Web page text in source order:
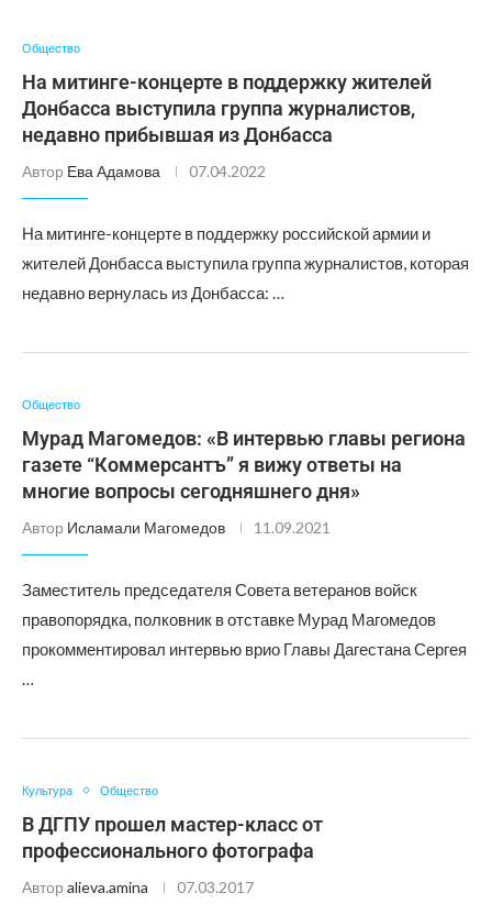
Общество
На митинге-концерте в поддержку жителей
Донбасса выступила группа журналистов,
недавно прибывшая из Донбасса
Автор Ева Адамова 07.04.2022
На митинге-концерте в поддержку российской армии и
жителей Донбасса выступила группа журналистов, которая
недавно вернулась из Донбасса: …
Общество
Мурад Магомедов: «В интервью главы региона
газете “Коммерсантъ” я вижу ответы на
многие вопросы сегодняшнего дня»
Автор Исламали Магомедов 11.09.2021
Заместитель председателя Совета ветеранов войск
правопорядка, полковник в отставке Мурад Магомедов
прокомментировал интервью врио Главы Дагестана Сергея
…
Культура Общество
В ДГПУ прошел мастер-класс от
профессионального фотографа
Автор alieva.amina 07.03.2017